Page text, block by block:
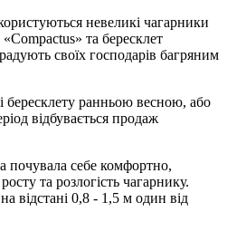
невеликі чагарники
та бересклет
своїх господарів багряним
ранньою весною, або
відбувається продаж
почувала себе комфортно,
та розлогість чагарнику.
відстані 0,8 - 1,5 м один від